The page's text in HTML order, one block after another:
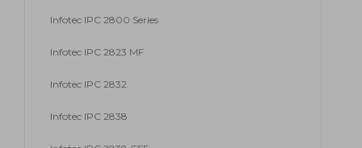
Infotec IPC 2800 Series
Infotec IPC 2823 MF
Infotec IPC 2832
Infotec IPC 2838